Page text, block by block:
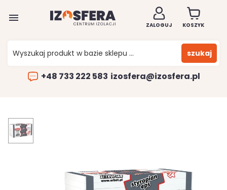

ZALOGUJ KOSZYK
szukaj
+48 733 222 583 izosfera@izosfera.pl